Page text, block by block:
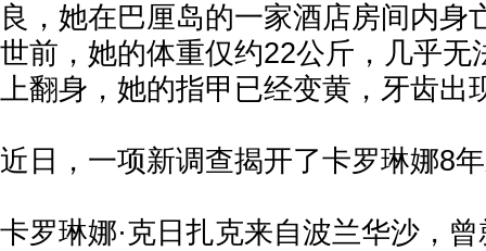
良，她在巴厘岛的一家酒店房间内身
世前，她的体重仅约22公斤，几乎无
上翻身，她的指甲已经变黄，牙齿出
近日，一项新调查揭开了卡罗琳娜8
卡罗琳娜·克日扎克来自波兰华沙，